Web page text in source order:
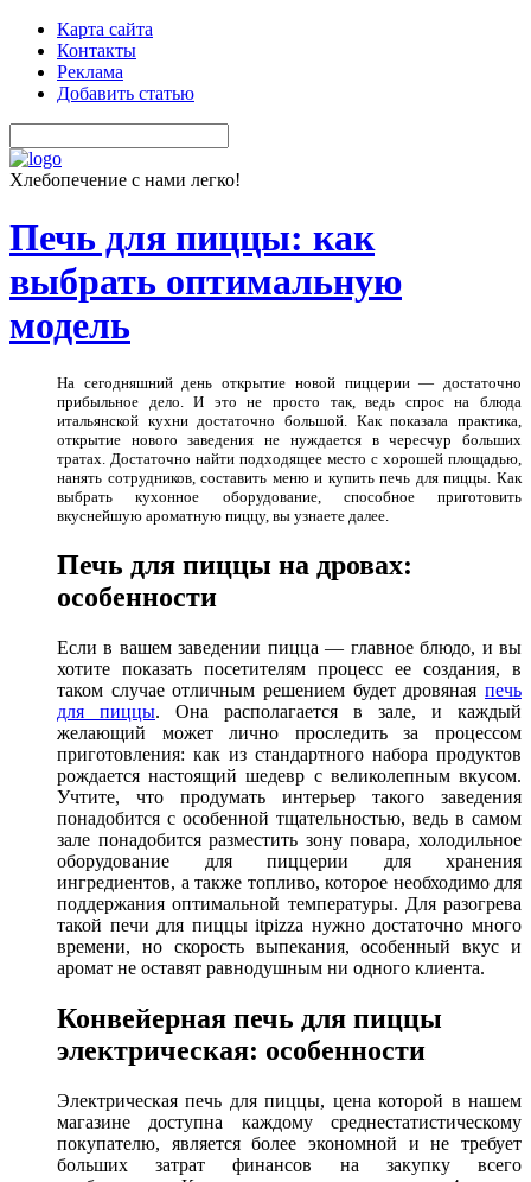
Карта сайта
Контакты
Реклама
Добавить статью
Хлебопечение с нами легко!
Печь для пиццы: как
выбрать оптимальную
модель
На сегодняшний день открытие новой пиццерии — достаточно
прибыльное дело. И это не просто так, ведь спрос на блюда
итальянской кухни достаточно большой. Как показала практика,
открытие нового заведения не нуждается в чересчур больших
тратах. Достаточно найти подходящее место с хорошей площадью,
нанять сотрудников, составить меню и купить печь для пиццы. Как
выбрать кухонное оборудование, способное приготовить
вкуснейшую ароматную пиццу, вы узнаете далее.
Печь для пиццы на дровах:
особенности
Если в вашем заведении пицца — главное блюдо, и вы
хотите показать посетителям процесс ее создания, в
таком случае отличным решением будет дровяная печь
для пиццы. Она располагается в зале, и каждый
желающий может лично проследить за процессом
приготовления: как из стандартного набора продуктов
рождается настоящий шедевр с великолепным вкусом.
Учтите, что продумать интерьер такого заведения
понадобится с особенной тщательностью, ведь в самом
зале понадобится разместить зону повара, холодильное
оборудование для пиццерии для хранения
ингредиентов, а также топливо, которое необходимо для
поддержания оптимальной температуры. Для разогрева
такой печи для пиццы itpizza нужно достаточно много
времени, но скорость выпекания, особенный вкус и
аромат не оставят равнодушным ни одного клиента.
Конвейерная печь для пиццы
электрическая: особенности
Электрическая печь для пиццы, цена которой в нашем
магазине доступна каждому среднестатистическому
покупателю, является более экономной и не требует
больших затрат финансов на закупку всего